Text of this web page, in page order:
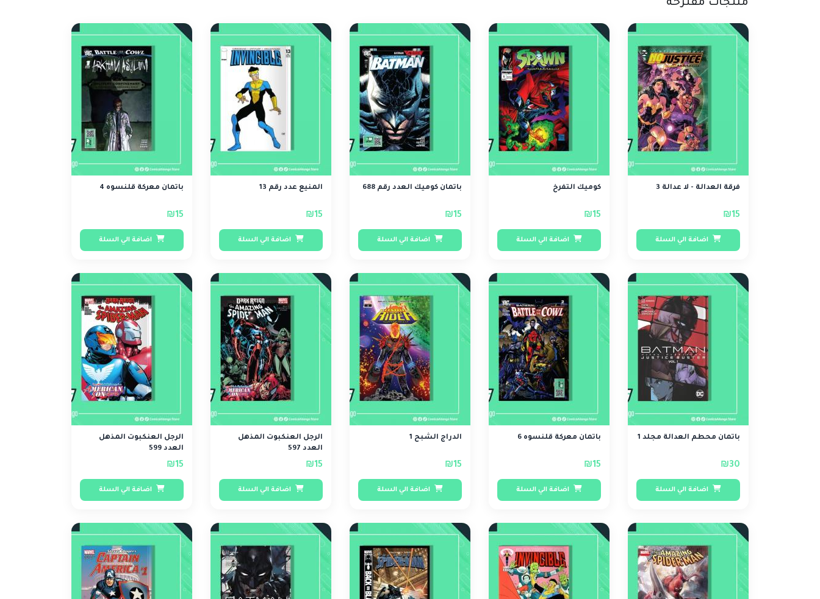
منتجات مقترحة
فرقة العدالة - لا عدالة 3
₪15
اضافة الي السلة
كوميك التفرخ
₪15
اضافة الي السلة
باتمان كوميك العدد رقم 688
₪15
اضافة الي السلة
المنيع عدد رقم 13
₪15
اضافة الي السلة
باتمان معركة قلنسوه 4
₪15
اضافة الي السلة
باتمان محطم العدالة مجلد 1
₪30
اضافة الي السلة
باتمان معركة قلنسوه 6
₪15
اضافة الي السلة
الدراج الشبح 1
₪15
اضافة الي السلة
الرجل العنكبوت المذهل
العدد 597
₪15
اضافة الي السلة
الرجل العنكبوت المذهل
العدد 599
₪15
اضافة الي السلة